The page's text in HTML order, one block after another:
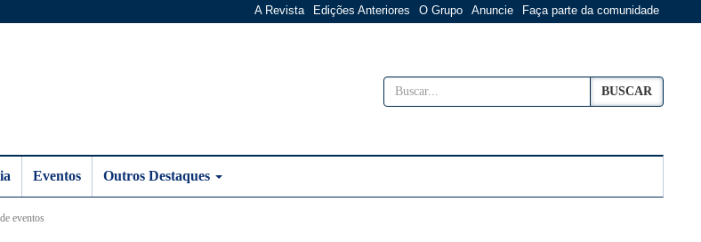
A Revista Edições Anteriores O Grupo Anuncie Faça parte da comunidade
BUSCAR
Eventos Outros Destaques
eventos